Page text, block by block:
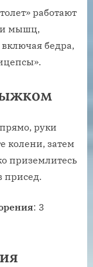
работают
мышц,
бедра,
руки
колени, затем
приземлитесь
присед.
: 3